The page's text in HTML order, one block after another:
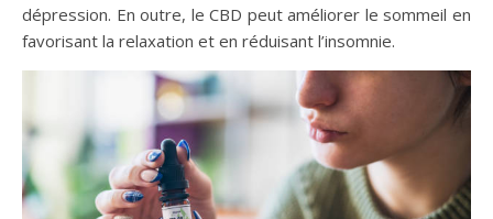
dépression. En outre, le CBD peut améliorer le sommeil en
favorisant la relaxation et en réduisant l’insomnie.